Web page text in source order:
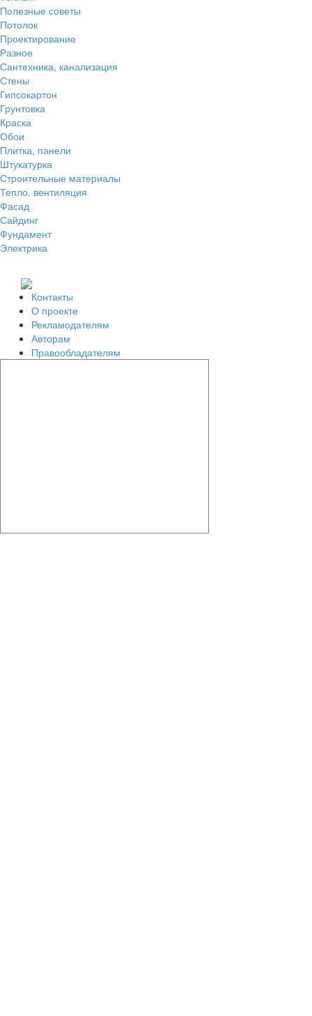
Полезные советы
Потолок
Проектирование
Разное
Сантехника, канализация
Стены
Гипсокартон
Грунтовка
Краска
Обои
Плитка, панели
Штукатурка
Строительные материалы
Тепло, вентиляция
Фасад
Сайдинг
Фундамент
Электрика
Контакты
О проекте
Рекламодателям
Авторам
Правообладателям